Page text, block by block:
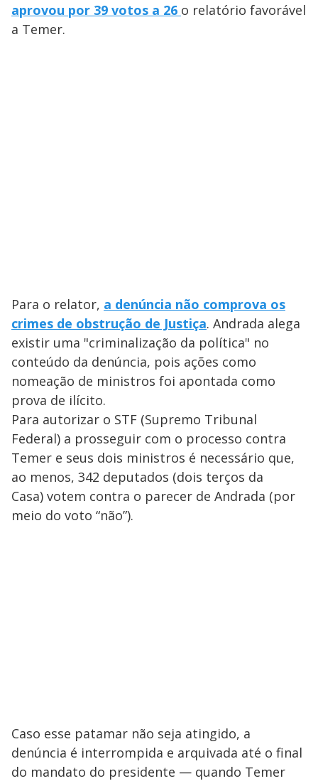
aprovou por 39 votos a 26 o relatório favorável
a Temer.
Para o relator, a denúncia não comprova os
crimes de obstrução de Justiça. Andrada alega
existir uma "criminalização da política" no
conteúdo da denúncia, pois ações como
nomeação de ministros foi apontada como
prova de ilícito.
Para autorizar o STF (Supremo Tribunal
Federal) a prosseguir com o processo contra
Temer e seus dois ministros é necessário que,
ao menos, 342 deputados (dois terços da
Casa) votem contra o parecer de Andrada (por
meio do voto “não”).
Caso esse patamar não seja atingido, a
denúncia é interrompida e arquivada até o final
do mandato do presidente — quando Temer